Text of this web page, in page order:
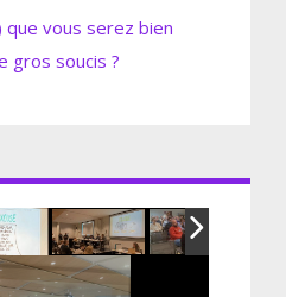
vous serez bien
gros soucis ?